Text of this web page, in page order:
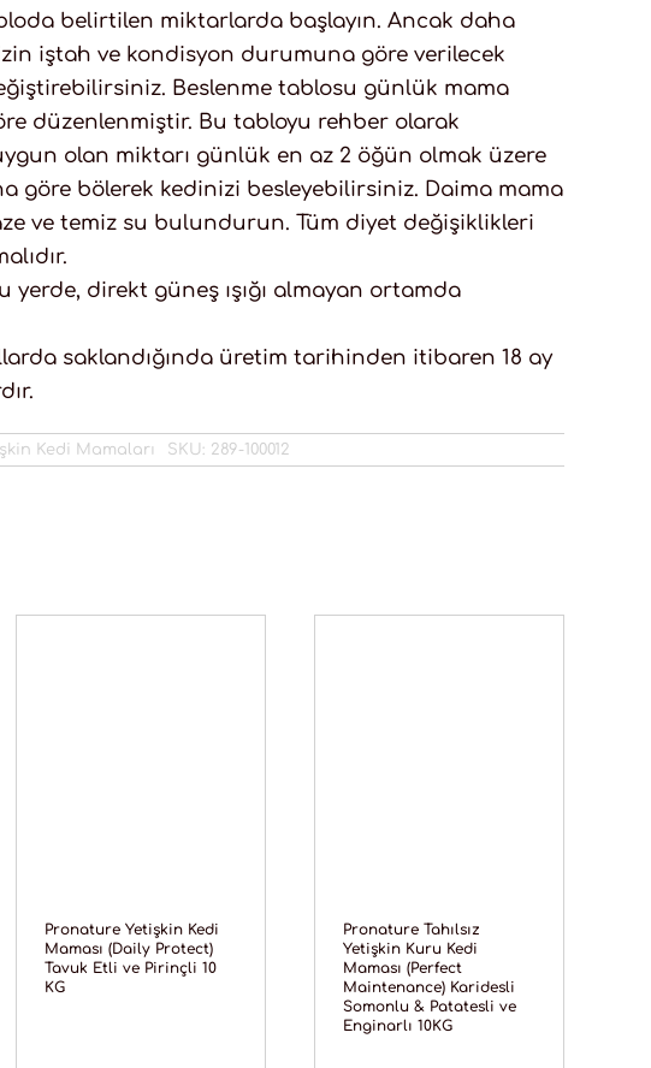
belirtilen miktarlarda başlayın. Ancak daha
iştah ve kondisyon durumuna göre verilecek
Beslenme tablosu günlük mama
düzenlenmiştir. Bu tabloyu rehber olarak
olan miktarı günlük en az 2 öğün olmak üzere
göre bölerek kedinizi besleyebilirsiniz. Daima mama
ve temiz su bulundurun. Tüm diyet değişiklikleri
yerde, direkt güneş ışığı almayan ortamda
saklandığında üretim tarihinden itibaren 18 ay
Kedi Mamaları SKU: 289-100012
Pronature Yetişkin Kedi
Maması (Daily Protect)
Tavuk Etli ve Pirinçli 10
KG
Pronature Tahılsız
Yetişkin Kuru Kedi
Maması (Perfect
Maintenance) Karidesli
Somonlu & Patatesli ve
Enginarlı 10KG